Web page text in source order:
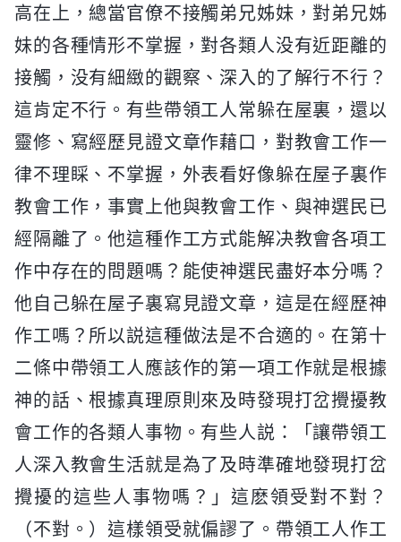
高在上，總當官僚不接觸弟兄姊妹，對弟兄姊
妹的各種情形不掌握，對各類人没有近距離的
接觸，没有細緻的觀察、深入的了解行不行？
這肯定不行。有些帶領工人常躲在屋裏，還以
靈修、寫經歷見證文章作藉口，對教會工作一
律不理睬、不掌握，外表看好像躲在屋子裏作
教會工作，事實上他與教會工作、與神選民已
經隔離了。他這種作工方式能解决教會各項工
作中存在的問題嗎？能使神選民盡好本分嗎？
他自己躲在屋子裏寫見證文章，這是在經歷神
作工嗎？所以説這種做法是不合適的。在第十
二條中帶領工人應該作的第一項工作就是根據
神的話、根據真理原則來及時發現打岔攪擾教
會工作的各類人事物。有些人説：「讓帶領工
人深入教會生活就是為了及時準確地發現打岔
攪擾的這些人事物嗎？」這麽領受對不對？
（不對。）這樣領受就偏謬了。帶領工人作工